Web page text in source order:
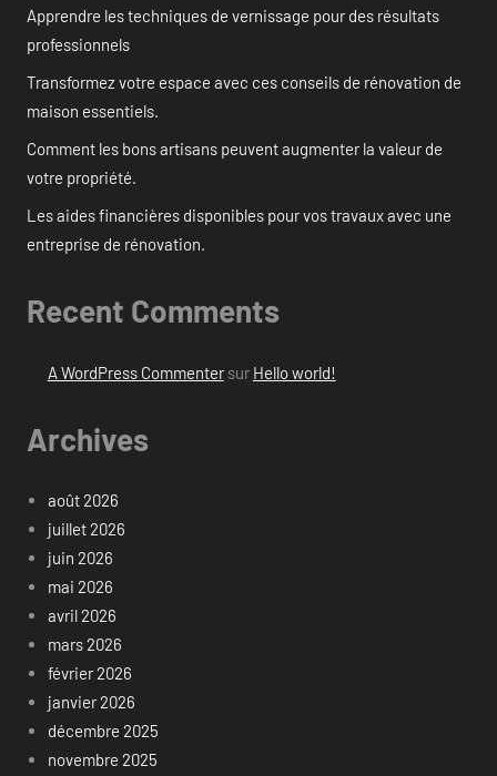
Apprendre les techniques de vernissage pour des résultats
professionnels
Transformez votre espace avec ces conseils de rénovation de
maison essentiels.
Comment les bons artisans peuvent augmenter la valeur de
votre propriété.
Les aides financières disponibles pour vos travaux avec une
entreprise de rénovation.
Recent Comments
A WordPress Commentersur Hello world!
Archives
août 2026
juillet 2026
juin 2026
mai 2026
avril 2026
mars 2026
février 2026
janvier 2026
décembre 2025
novembre 2025